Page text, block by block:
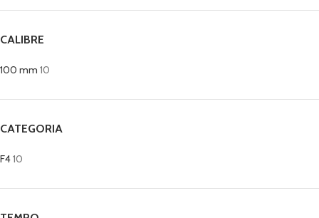
CALIBRE
100 mm 10
CATEGORIA
F410